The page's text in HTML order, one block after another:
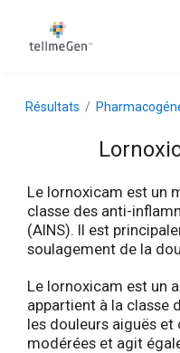
Résultats
Le lornoxicam est un
classe des anti-
(AINS). Il est
soulagement de la
Le lornoxicam est un
appartient à la classe
les douleurs aiguës
modérées et agit